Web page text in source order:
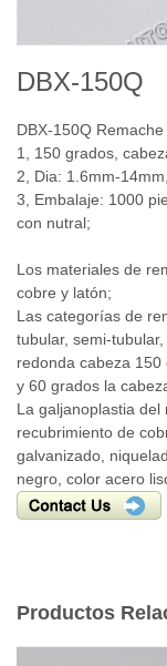
DBX-150Q
DBX-150Q
1,
150 grados,
2,
Dia: 1.6mm-14mm
3 , Embalaje: 1000
con nutral;
Los materiales de
cobre y latón;
Las categorías de
tubular, semi-
redonda cabeza
y 60 grados la
La galjanoplastia
recubrimiento de
galvanizado,
negro, color acero
Productos